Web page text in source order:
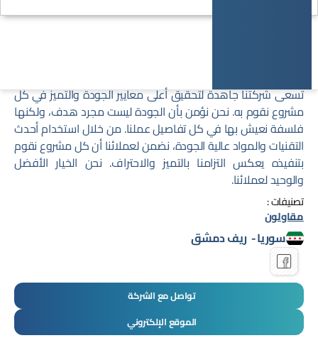
تسعى شركتنا جاهدة لتحقيق أعلى معايير الجودة والتميز في كل
مشروع نقوم به. نحن نؤمن بأن الجودة ليست مجرد هدف، ولكنها
فلسفة نعيش بها في كل تفاصيل عملنا. من خلال استخدام أحدث
التقنيات والمواد عالية الجودة، نضمن لعملائنا أن كل مشروع نقوم
بتنفيذه يعكس التزامنا بالتميز والاحتراف. نحن الخيار الأفضل
والوحيد لعملائنا.
تصنيفات :
مقاولون
سوريا- ريف دمشق
تواصل مع الشركة
الموقع الإلكتروني